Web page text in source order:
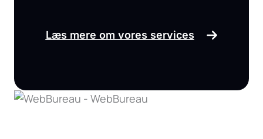
Læs mere om vores services